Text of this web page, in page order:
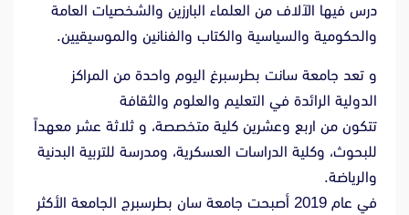
درس فيها الآلاف من العلماء البارزين والشخصيات العامة
والحكومية والسياسية والكتاب والفنانين والموسيقيين.
و تعد جامعة سانت بطرسبرغ اليوم واحدة من المراكز
الدولية الرائدة في التعليم والعلوم والثقافة
تتكون من اربع وعشرين كلية متخصصة، و ثلاثة عشر معهداً
للبحوث، وكلية الدراسات العسكرية، ومدرسة للتربية البدنية
والرياضة.
في عام 2019 أصبحت جامعة سان بطرسبرج الجامعة الأكثر